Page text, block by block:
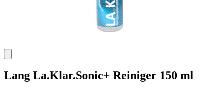
Lang La.Klar.Sonic+ Reiniger 150 ml